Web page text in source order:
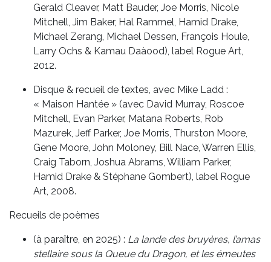
Gerald Cleaver, Matt Bauder, Joe Morris, Nicole
Mitchell, Jim Baker, Hal Rammel, Hamid Drake,
Michael Zerang, Michael Dessen, François Houle,
Larry Ochs & Kamau Daàood), label Rogue Art,
2012.
Disque & recueil de textes, avec Mike Ladd :
« Maison Hantée » (avec David Murray, Roscoe
Mitchell, Evan Parker, Matana Roberts, Rob
Mazurek, Jeff Parker, Joe Morris, Thurston Moore,
Gene Moore, John Moloney, Bill Nace, Warren Ellis,
Craig Taborn, Joshua Abrams, William Parker,
Hamid Drake & Stéphane Gombert), label Rogue
Art, 2008.
Recueils de poèmes
(à paraître, en 2025) : La lande des bruyères, l’amas
stellaire sous la Queue du Dragon, et les émeutes